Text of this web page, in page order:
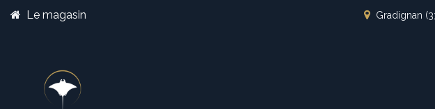
Se rendre au contenu
Le magasin Gradignan